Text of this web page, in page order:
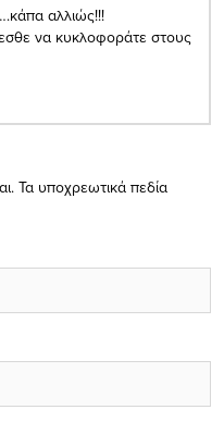
αλλιώς!!!
να κυκλοφοράτε στους
Τα υποχρεωτικά πεδία